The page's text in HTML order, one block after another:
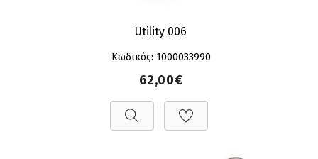
Utility 006
Κωδικός: 1000033990
62,00€